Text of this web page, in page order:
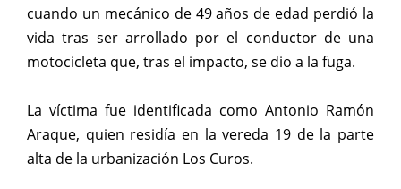
cuando un mecánico de 49 años de edad perdió la
vida tras ser arrollado por el conductor de una
motocicleta que, tras el impacto, se dio a la fuga.
La víctima fue identificada como Antonio Ramón
Araque, quien residía en la vereda 19 de la parte
alta de la urbanización Los Curos.